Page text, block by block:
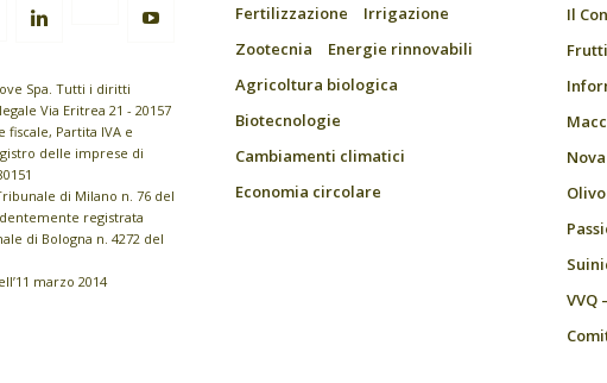
Spa. Tutti i diritti
Via Eritrea 21 - 20157
fiscale, Partita IVA e
delle imprese di
di Milano n. 76 del
registrata
di Bologna n. 4272 del
marzo 2014
Fertilizzazione
Irrigazione
Zootecnia
Energie rinnovabili
Agricoltura biologica
Biotecnologie
Cambiamenti climatici
Economia circolare
Il
VVQ